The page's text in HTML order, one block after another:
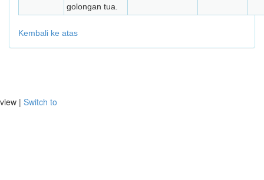
golongan tua.
Kembali ke atas
view | Switch to